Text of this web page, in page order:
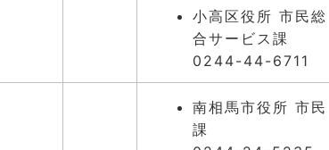
小高区役所 市民総
合サービス課
0244-44-6711
南相馬市役所 市民
課